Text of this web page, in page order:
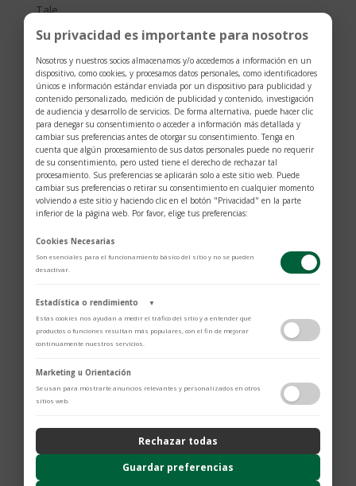
Tale
$1.004
Diseñado por Alexandre Corrot, este anillo de oro de
y delicado, este anillo representa delicadeza y
ligereza con su brillo de diamantes.Hechas a mano
una colección clásica reinterpretada con glamour.
Oro amarillo
Su privacidad es importante para nosotros
Nosotros y nuestros socios almacenamos y/o accedemos a información en un
dispositivo, como cookies, y procesamos datos personales, como identificadores
únicos e información estándar enviada por un dispositivo para publicidad y
contenido personalizado, medición de publicidad y contenido, investigación
de audiencia y desarrollo de servicios. De forma alternativa, puede hacer clic
para denegar su consentimiento o acceder a información más detallada y
cambiar sus preferencias antes de otorgar su consentimiento. Tenga en
cuenta que algún procesamiento de sus datos personales puede no requerir
de su consentimiento, pero usted tiene el derecho de rechazar tal
procesamiento. Sus preferencias se aplicarán solo a este sitio web. Puede
cambiar sus preferencias o retirar su consentimiento en cualquier momento
volviendo a este sitio y haciendo clic en el botón "Privacidad" en la parte
inferior de la página web. Por favor, elige tus preferencias:
Cookies Necesarias
Son esenciales para el funcionamiento básico del sitio y no se pueden
desactivar.
Estadística o rendimiento
▼
Estas cookies nos ayudan a medir el tráfico del sitio y a entender qué
productos o funciones resultan más populares, con el fin de mejorar
continuamente nuestros servicios.
Adobe Analytics
Utilizamos Adobe Analytics para recopilar datos de uso anónimos, lo que
nos permite analizar el rendimiento de nuestro contenido y las
Proporciona análisis avanzado de la experiencia del usuario (UX),
Marketing u Orientación
Se usan para mostrarte anuncios relevantes y personalizados en otros
sitios web.
Rechazar todas
Guardar preferencias